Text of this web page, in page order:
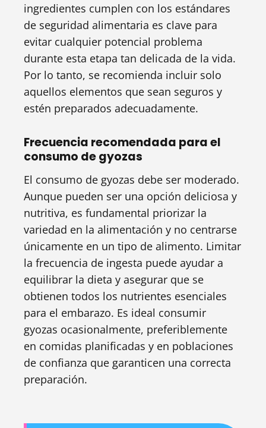
ingredientes cumplen con los estándares
de seguridad alimentaria es clave para
evitar cualquier potencial problema
durante esta etapa tan delicada de la vida.
Por lo tanto, se recomienda incluir solo
aquellos elementos que sean seguros y
estén preparados adecuadamente.
Frecuencia recomendada para el
consumo de gyozas
El consumo de gyozas debe ser moderado.
Aunque pueden ser una opción deliciosa y
nutritiva, es fundamental priorizar la
variedad en la alimentación y no centrarse
únicamente en un tipo de alimento. Limitar
la frecuencia de ingesta puede ayudar a
equilibrar la dieta y asegurar que se
obtienen todos los nutrientes esenciales
para el embarazo. Es ideal consumir
gyozas ocasionalmente, preferiblemente
en comidas planificadas y en poblaciones
de confianza que garanticen una correcta
preparación.